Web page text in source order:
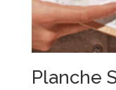
Planche